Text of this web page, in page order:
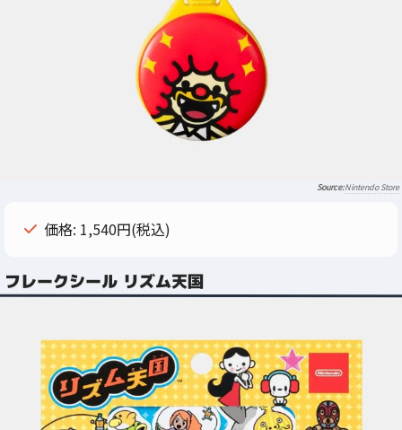
Nintendo Store
価格: 1,540円(税込)
フレークシール リズム天国